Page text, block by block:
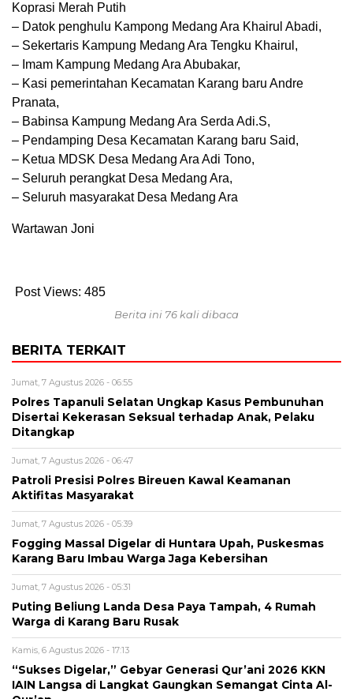
Koprasi Merah Putih
– Datok penghulu Kampong Medang Ara Khairul Abadi,
– Sekertaris Kampung Medang Ara Tengku Khairul,
– Imam Kampung Medang Ara Abubakar,
– Kasi pemerintahan Kecamatan Karang baru Andre
Pranata,
– Babinsa Kampung Medang Ara Serda Adi.S,
– Pendamping Desa Kecamatan Karang baru Said,
– Ketua MDSK Desa Medang Ara Adi Tono,
– Seluruh perangkat Desa Medang Ara,
– Seluruh masyarakat Desa Medang Ara
Wartawan Joni
Post Views: 485
Berita ini 76 kali dibaca
BERITA TERKAIT
Jumat, 7 Agustus 2026 - 06:55
Polres Tapanuli Selatan Ungkap Kasus Pembunuhan
Disertai Kekerasan Seksual terhadap Anak, Pelaku
Ditangkap
Jumat, 7 Agustus 2026 - 06:47
Patroli Presisi Polres Bireuen Kawal Keamanan
Aktifitas Masyarakat
Jumat, 7 Agustus 2026 - 05:39
Fogging Massal Digelar di Huntara Upah, Puskesmas
Karang Baru Imbau Warga Jaga Kebersihan
Jumat, 7 Agustus 2026 - 05:31
Puting Beliung Landa Desa Paya Tampah, 4 Rumah
Warga di Karang Baru Rusak
Kamis, 6 Agustus 2026 - 17:13
“Sukses Digelar,” Gebyar Generasi Qur’ani 2026 KKN
IAIN Langsa di Langkat Gaungkan Semangat Cinta Al-